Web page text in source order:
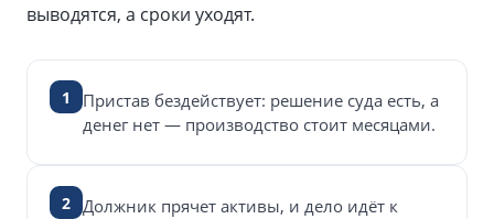
выводятся, а сроки уходят.
1
Пристав бездействует: решение суда есть, а
денег нет — производство стоит месяцами.
2 Должник прячет активы, и дело идёт к